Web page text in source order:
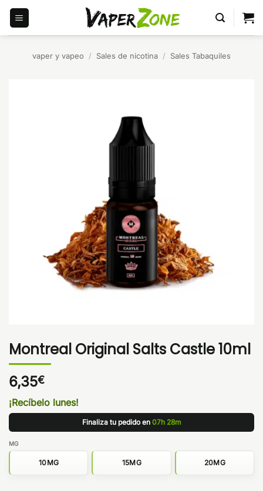
Saltar
contenido
vaper y vapeo / Sales de nicotina / Sales Tabaquiles
Montreal Original Salts Castle 10ml
6,35€
¡Recíbelo lunes!
Finaliza tu pedido en 07h 28m
MG
10MG 15MG 20MG